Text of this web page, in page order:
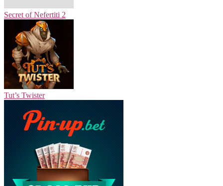
Secret of Nefertiti 2
Tut’s Twister